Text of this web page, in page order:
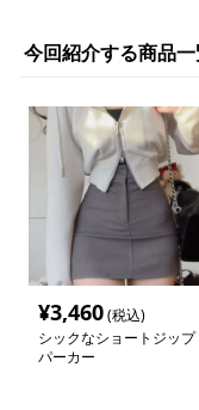
今回紹介する商品
¥3,460(税込)
シックなショートジップ
パーカー